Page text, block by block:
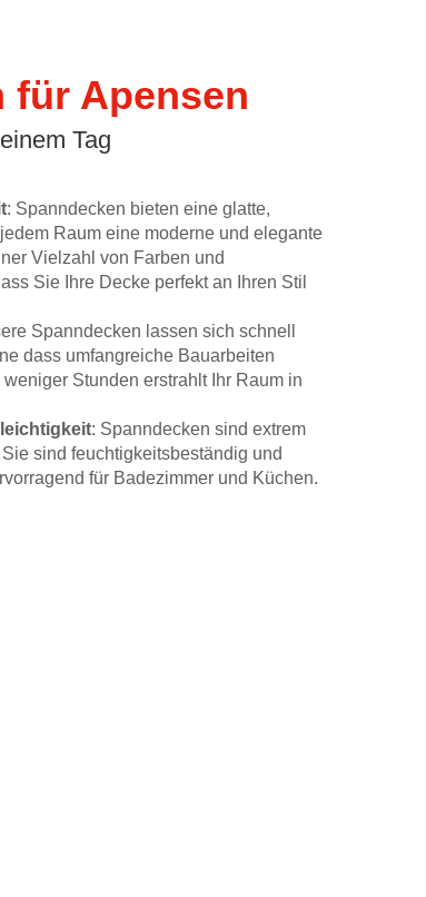
für Apensen
Tag
: Spanndecken bieten eine glatte,
Raum eine moderne und elegante
Vielzahl von Farben und
Sie Ihre Decke perfekt an Ihren Stil
Spanndecken lassen sich schnell
dass umfangreiche Bauarbeiten
Stunden erstrahlt Ihr Raum in
: Spanndecken sind extrem
sind feuchtigkeitsbeständig und
für Badezimmer und Küchen.